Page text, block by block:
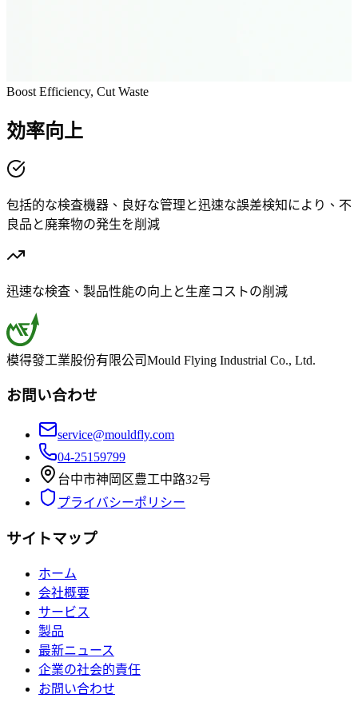
Boost Efficiency, Cut Waste
効率向上
包括的な検査機器、良好な管理と迅速な誤差検知により、不
良品と廃棄物の発生を削減
迅速な検査、製品性能の向上と生産コストの削減
模得發工業股份有限公司Mould Flying Industrial Co., Ltd.
お問い合わせ
service@mouldfly.com
04-25159799
台中市神岡区豊工中路32号
プライバシーポリシー
サイトマップ
ホーム
会社概要
サービス
製品
最新ニュース
企業の社会的責任
お問い合わせ